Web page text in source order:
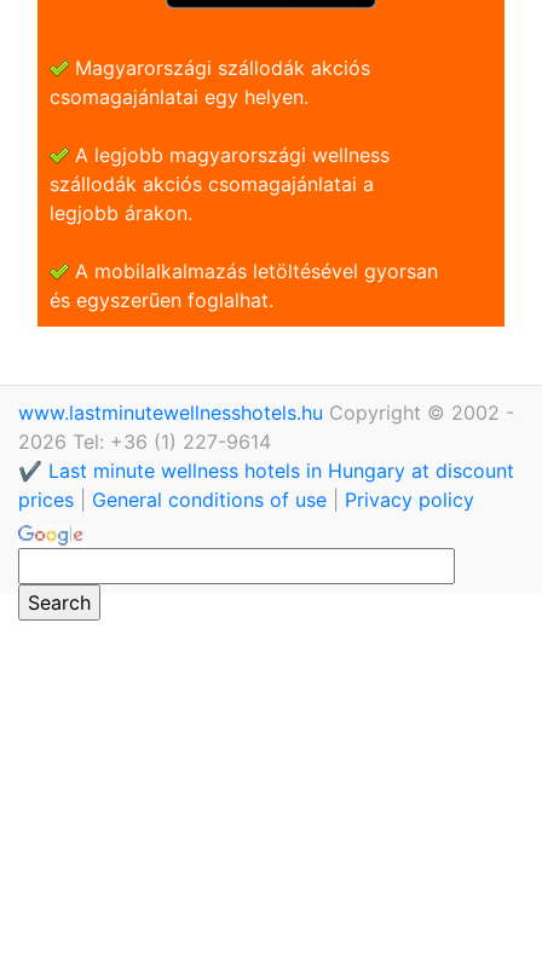
Magyarországi szállodák akciós
csomagajánlatai egy helyen.
A legjobb magyarországi wellness
szállodák akciós csomagajánlatai a
legjobb árakon.
A mobilalkalmazás letöltésével gyorsan
és egyszerũen foglalhat.
www.lastminutewellnesshotels.hu Copyright © 2002 -
2026 Tel: +36 (1) 227-9614
✔️ Last minute wellness hotels in Hungary at discount
prices
General conditions of use Privacy policy